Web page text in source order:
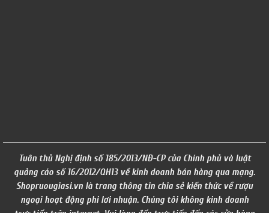
Tuân thủ Nghị định số 185/2013/NĐ-CP của Chính phủ và luật
quảng cáo số 16/2012/QH13 về kinh doanh bán hàng qua mạng.
Shopruougiasi.vn là trang thông tin chia sẻ kiến thức về rượu
ngoại hoạt động phi lơi nhuận. Chúng tôi không kinh doanh